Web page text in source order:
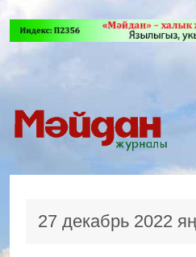
27 декабрь 2022